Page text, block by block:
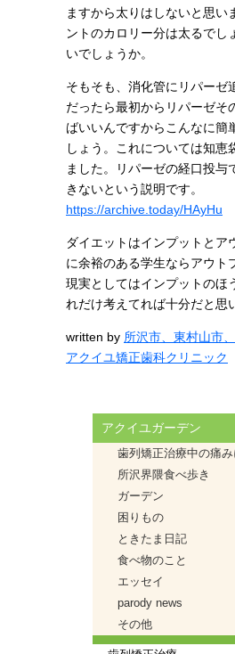
ますから太りはしないと思い
ントのカロリー分は太るでし
いでしょうか。
そもそも、消化管にリパーゼ
だったら最初からリパーゼそ
ばいいんですからこんなに簡
しょう。これについては知恵
ました。リパーゼの経口投与
きないという説明です。
https://archive.today/HAyHu
ダイエットはインプットとア
に余裕のある学生ならアウト
現実としてはインプットのほ
れだけ考えてれば十分だと思
written by 所沢市、東村山市
アクイユ矯正歯科クリニック
アクイユガーデン
歯列矯正治療中の痛
所沢界隈食べ歩き
ガーデン
困りもの
ときたま日記
食べ物のこと
エッセイ
parody news
その他